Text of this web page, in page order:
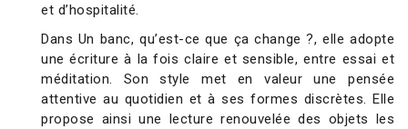
et d’hospitalité.
Dans Un banc, qu’est-ce que ça change ?, elle adopte
une écriture à la fois claire et sensible, entre essai et
méditation. Son style met en valeur une pensée
attentive au quotidien et à ses formes discrètes. Elle
propose ainsi une lecture renouvelée des objets les